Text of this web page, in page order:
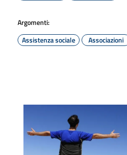
Argomenti:
Assistenza sociale
Associazioni